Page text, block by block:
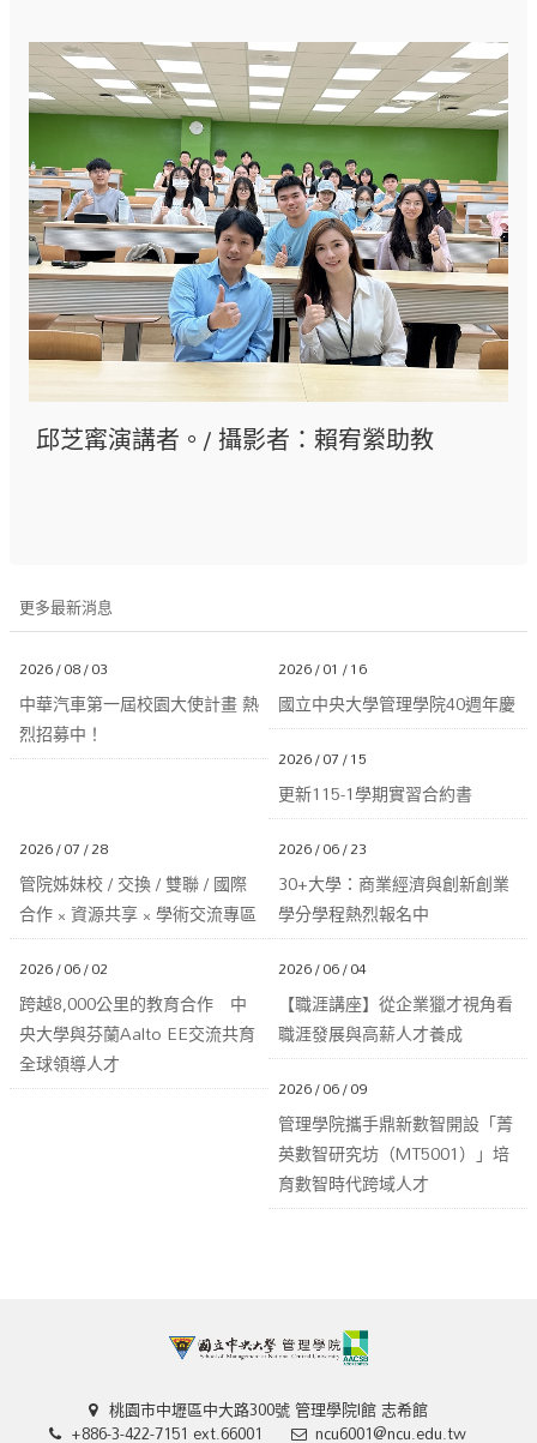
邱芝寗演講者。/ 攝影者：賴宥縈助教
更多最新消息
2026 / 08 / 03
中華汽車第一屆校園大使計畫 熱
烈招募中！
2026 / 01 / 16
國立中央大學管理學院40週年慶
2026 / 07 / 15
更新115-1學期實習合約書
2026 / 07 / 28
管院姊妹校 / 交換 / 雙聯 / 國際
合作 × 資源共享 × 學術交流專區
2026 / 06 / 23
30+大學：商業經濟與創新創業
學分學程熱烈報名中
2026 / 06 / 02
跨越8,000公里的教育合作 中
央大學與芬蘭Aalto EE交流共育
全球領導人才
2026 / 06 / 04
【職涯講座】從企業獵才視角看
職涯發展與高薪人才養成
2026 / 06 / 09
管理學院攜手鼎新數智開設「菁
英數智研究坊（MT5001）」培
育數智時代跨域人才
桃園市中壢區中大路300號 管理學院I館 志希館
+886-3-422-7151 ext.66001 ncu6001@ncu.edu.tw